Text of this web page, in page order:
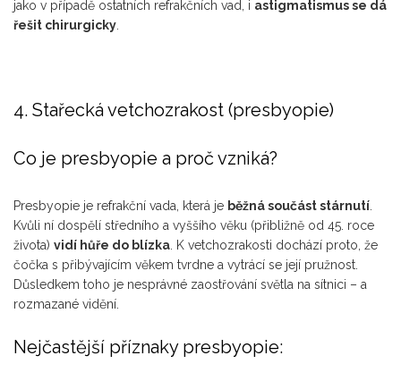
jako v případě ostatních refrakčních vad, i astigmatismus se dá
řešit chirurgicky
4. Stařecká vetchozrakost (presbyopie)
Co je presbyopie a proč vzniká?
Presbyopie je refrakční vada, která je běžná součást stárnutí
Kvůli ní dospělí středního a vyššího věku (přibližně od 45. roce
života) vidí hůře do blízka . K vetchozrakosti dochází proto, že
čočka s přibývajícím věkem tvrdne a vytrácí se její pružnost.
Důsledkem toho je nesprávné zaostřování světla na sítnici – a
rozmazané vidění.
Nejčastější příznaky presbyopie: